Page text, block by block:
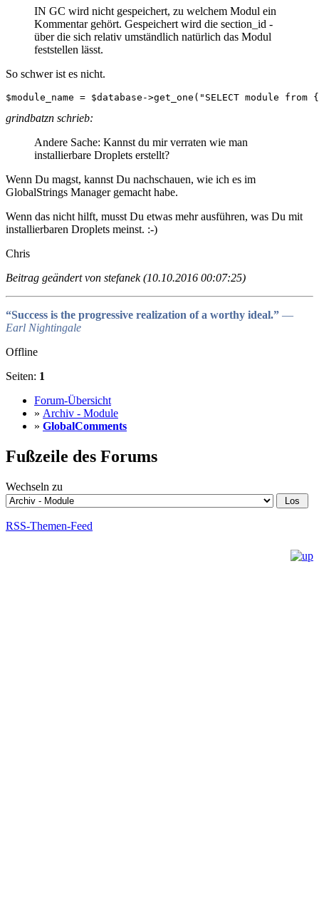
IN GC wird nicht gespeichert, zu welchem Modul ein
Kommentar gehört. Gespeichert wird die section_id -
über die sich relativ umständlich natürlich das Modul
feststellen lässt.
So schwer ist es nicht.
$module_name = $database->get_one("SELECT module
grindbatzn schrieb:
Andere Sache: Kannst du mir verraten wie man
installierbare Droplets erstellt?
Wenn Du magst, kannst Du nachschauen, wie ich es im
GlobalStrings Manager gemacht habe.
Wenn das nicht hilft, musst Du etwas mehr ausführen, was Du mit
installierbaren Droplets meinst. :-)
Chris
Beitrag geändert von stefanek (10.10.2016 00:07:25)
“Success is the progressive realization of a worthy ideal.” ―
Earl Nightingale
Offline
Seiten: 1
Forum-Übersicht
» Archiv - Module
» GlobalComments
Fußzeile des Forums
Wechseln zu
RSS-Themen-Feed